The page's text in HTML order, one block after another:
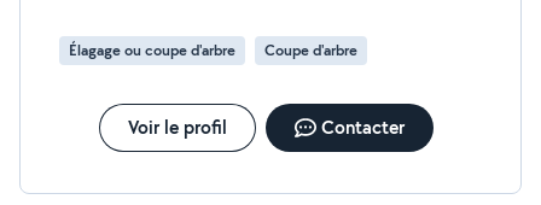
Élagage ou coupe d'arbre Coupe d'arbre
Voir le profil Contacter